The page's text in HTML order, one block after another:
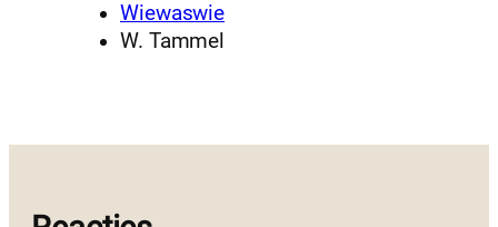
Wiewaswie
W. Tammel